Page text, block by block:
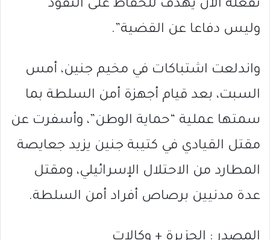
تفعله الآن يهدف للحفاظ على النفوذ
وليس دفاعا عن القضية”.
واندلعت اشتباكات في مخيم جنين، أمس
السبت، بعد قيام أجهزة أمن السلطة بما
سمتها عملية “حماية الوطن”، وأسفرت عن
مقتل القيادي في كتيبة جنين يزيد جعايصة
المطارد من الاحتلال الإسرائيلي، ومقتل
عدة مدنيين برصاص أفراد أمن السلطة.